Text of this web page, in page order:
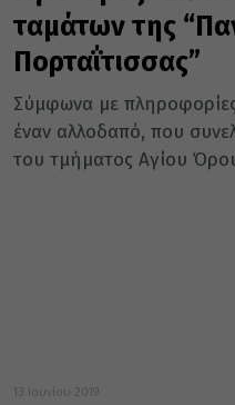
ταμάτων της
Πορταΐτισσας”
Σύμφωνα με
έναν αλλοδαπό, που
του τμήματος Αγίου
13 Ιουνίου 2019